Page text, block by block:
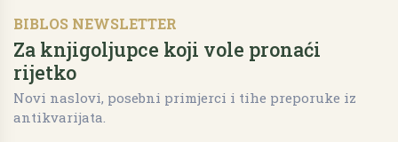
BIBLOS NEWSLETTER
Za knjigoljupce koji vole pronaći
rijetko
Novi naslovi, posebni primjerci i tihe preporuke iz
antikvarijata.